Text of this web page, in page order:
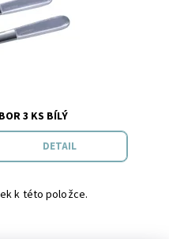
Canpol
3 KS BÍLÝ
DETAIL
k této položce.